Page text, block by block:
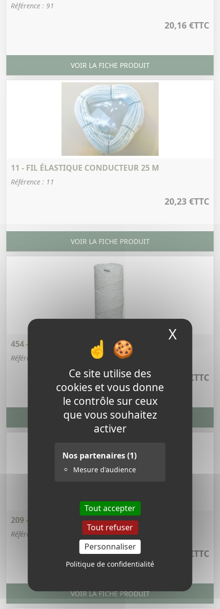
Ce site utilise des
cookies et vous donne
le contrôle sur ceux
que vous souhaitez
activer
Nos partenaires(1)
Mesure d'audience
Tout accepter
Tout refuser
Personnaliser
Politique de confidentialité
X
Référence : 91
20,16 €TTC
VOIR LA FICHE PRODUIT
11 - FIL ÉLASTIQUE CONDUCTEUR 25 M
Référence : 11
20,23 €TTC
VOIR LA FICHE PRODUIT
454 - CORDE 200 MÈTRES DIAMÈTRE 6
Référence : 454
22,68 €TTC
VOIR LA FICHE PRODUIT
209 - FIL DE FER DIAMÈTRE 1,6
Référence : 209
23,10 €TTC
VOIR LA FICHE PRODUIT